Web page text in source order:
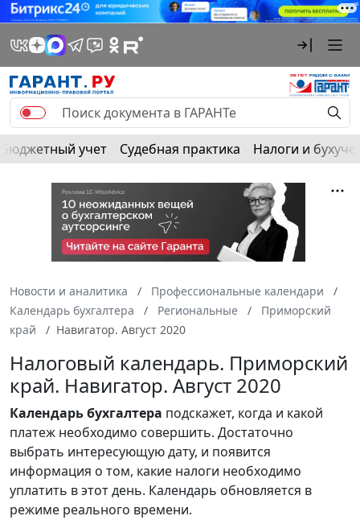
Бюджетный учет Судебная практика Налоги и
Новости и аналитика
Профессиональные календари
Календарь бухгалтера
Региональные
Приморский
край
Навигатор. Август 2020
Налоговый календарь. Приморский
край. Навигатор. Август 2020
Календарьбухгалтера подскажет, когда и какой
платеж необходимо совершить. Достаточно
выбрать интересующую дату, и появится
информация о том, какие налоги необходимо
уплатить в этот день. Календарь обновляется в
режиме реального времени.